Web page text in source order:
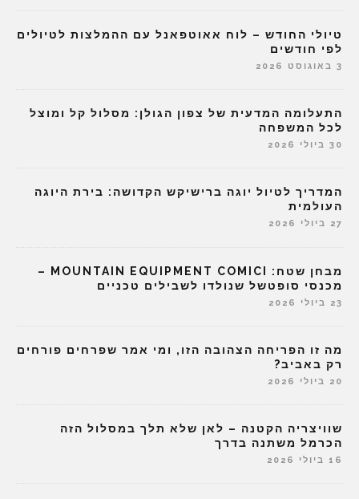
טיולי החודש – לוח אאוטפאנל עם ההמלצות לטיולים
לפי חודשים
3 באוגוסט 2026
התעלומה המדעית של צפון הגולן: מסלול קל ומוצל
לכל המשפחה
30 ביולי 2026
המדריך לטיול יוגה ברישיקש הקדושה: בירת היוגה
העולמית
27 ביולי 2026
מבחן שטח: MOUNTAIN EQUIPMENT COMICI –
מכנסי סופטשל שנולדו לשבילים טכניים
23 ביולי 2026
מה זו הפריחה הצהובה הזו, ומי אמר שפרחים פורחים
רק באביב?
20 ביולי 2026
שוויצריה הקטנה – לאן שלא תלך במסלול הזה
הכרמל משתנה בדרך
16 ביולי 2026